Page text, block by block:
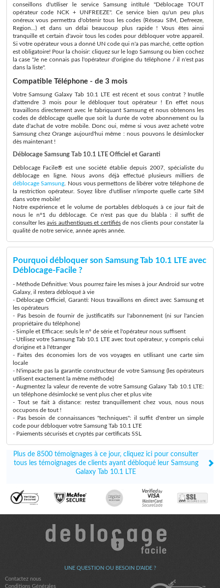
conseillons d'utiliser le service Samsung intitulé "Déblocage TOUT
opérateur code NCK + UNFREEZE". Ce service bien qu'un peu plus
onéreux vous permettra d'obtenir tous les codes (Réseau SIM, Defreeze,
Region...) et dans un délai beaucoup plus rapide ! Vous êtes ainsi
tranquille et certain d'avoir tous les codes pour débloquer votre appareil.
Si votre opérateur vous a donné UN code qui n'a pas marché, cette option
est obligatoire! Pour la choisir: cliquez sur le logo Samsung ou bien cochez
la case "Je ne connais pas l'opérateur d'origine du téléphone / il n'est pas
dans la liste".
Compatible Téléphone - de 3 mois
Votre Samsung Galaxy Tab 10.1 LTE est récent et sous contrat ? Inutile
d'attendre 3 mois pour le débloquer tout opérateur ! En effet nous
travaillons directement avec le fabriquant Samsung et nous obtenons les
codes de déblocage quelle que soit la durée de votre abonnement ou la
date d'achat de votre mobile. Donc oui, même si vous avez acheté votre
Samsung chez Orange aujourd'hui même : nous pouvons le désimlocker
dès maintenant !
Déblocage Samsung Tab 10.1 LTE Officiel et Garanti
Déblocage Facile® est une société établie depuis 2007, spécialiste du
déblocage en ligne. Nous avons déjà effectué plusieurs milliers de
déblocage Samsung . Nous vous permettons de libérer votre téléphone de
la restriction opérateur. Soyez libre d'utiliser n'importe quelle carte SIM
dans votre mobile!
Notre expérience et le volume de portables débloqués à ce jour fait de
nous le n°1 du déblocage. Ce n'est pas que du blabla : il suffit de
consulter lesavis authentiques et certifiésde nos clients pour constater la
qualité de notre service, année après année.
Pourquoi débloquer son Samsung Tab 10.1 LTE avec
Déblocage-Facile ?
- Méthode Définitive: Vous pourrez faire les mises à jour Android sur votre
Galaxy, il restera débloqué à vie
- Déblocage Officiel, Garanti: Nous travaillons en direct avec Samsung et
les opérateurs
- Pas besoin de fournir de justificatifs sur l'abonnement (ni sur l'ancien
propriétaire du téléphone)
- Simple et Efficace: seuls le n° de série et l'opérateur nous suffisent
- Utilisez votre Samsung Tab 10.1 LTE avec tout opérateur, y compris celui
d'origine et à l'étranger
- Faites des économies lors de vos voyages en utilisant une carte sim
locale
- N'impacte pas la garantie constructeur de votre Samsung (les opérateurs
utilisent exactement la même méthode)
- Augmentez la valeur de revente de votre Samsung Galaxy Tab 10.1 LTE:
un téléphone désimlocké se vent plus cher et plus vite
- Tout se fait à distance: restez tranquillement chez vous, nous nous
occupons de tout !
- Pas besoin de connaissances "techniques": il suffit d'entrer un simple
code pour débloquer votre Samsung Tab 10.1 LTE
- Paiements sécurisés et cryptés par certificats SSL
Plus de 8500 témoignages à ce jour, cliquez ici pour consulter
tous les témoignages de clients ayant débloqué leur Samsung
Galaxy Tab 10.1 LTE
UNE QUESTION OU BESOIN D'AIDE ?
Contactez nous
Conditions Générales